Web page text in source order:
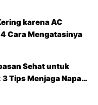
karena AC
Cara Mengatasinya
Sehat untuk
Tips Menjaga Napas
Tengah Aktivitas